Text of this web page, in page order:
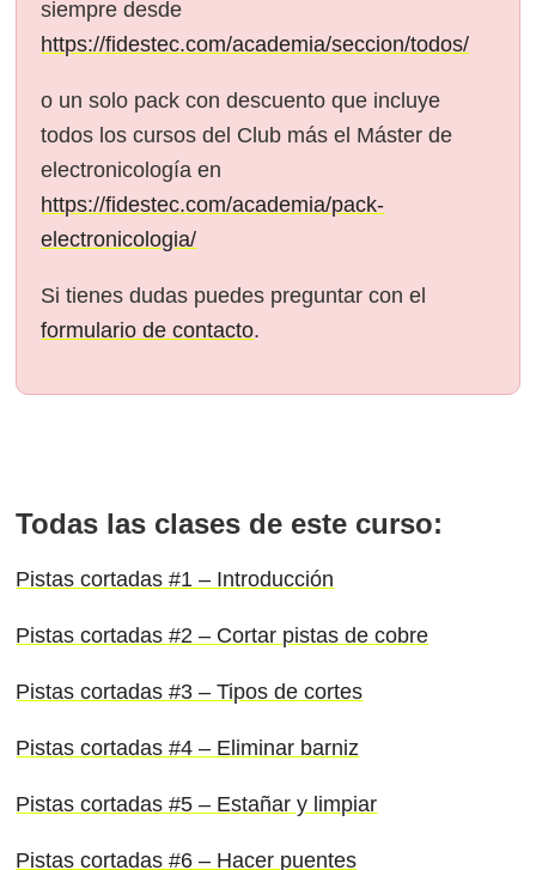
siempre desde
https://fidestec.com/academia/seccion/todos/
o un solo pack con descuento que incluye
todos los cursos del Club más el Máster de
electronicología en
https://fidestec.com/academia/pack-
electronicologia/
Si tienes dudas puedes preguntar con el
formulario de contacto.
Todas las clases de este curso:
Pistas cortadas #1 – Introducción
Pistas cortadas #2 – Cortar pistas de cobre
Pistas cortadas #3 – Tipos de cortes
Pistas cortadas #4 – Eliminar barniz
Pistas cortadas #5 – Estañar y limpiar
Pistas cortadas #6 – Hacer puentes